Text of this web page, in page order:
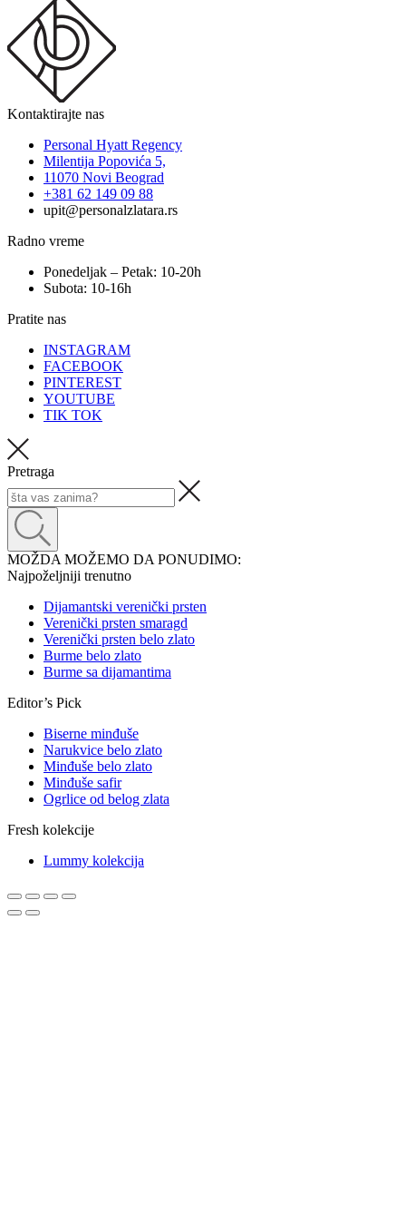
Kontaktirajte nas
Personal Hyatt Regency
Milentija Popovića 5,
11070 Novi Beograd
+381 62 149 09 88
upit@personalzlatara.rs
Radno vreme
Ponedeljak – Petak: 10-20h
Subota: 10-16h
Pratite nas
INSTAGRAM
FACEBOOK
PINTEREST
YOUTUBE
TIK TOK
Pretraga
MOŽDA MOŽEMO DA PONUDIMO:
Najpoželjniji trenutno
Dijamantski verenički prsten
Verenički prsten smaragd
Verenički prsten belo zlato
Burme belo zlato
Burme sa dijamantima
Editor’s Pick
Biserne minđuše
Narukvice belo zlato
Minđuše belo zlato
Minđuše safir
Ogrlice od belog zlata
Fresh kolekcije
Lummy kolekcija